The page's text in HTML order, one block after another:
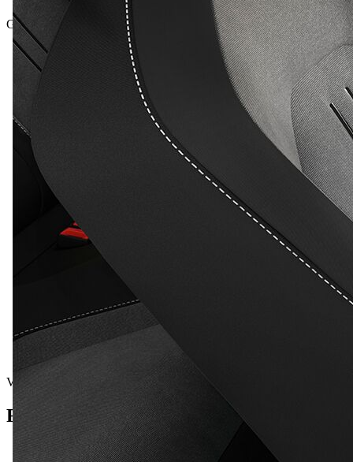
Gesamtpreis inkl. NoVA und inkl. MwSt.
Vorführwagen
Fahrzeug Details